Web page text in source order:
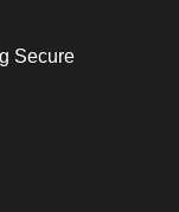
Secure